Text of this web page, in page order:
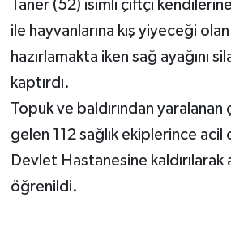
Taner (52) isimli çiftçi
ile hayvanlarına kış yiyeceği olan
hazırlamakta iken sağ ayağını
kaptırdı.
Topuk ve baldırından
gelen 112 sağlık ekiplerince acil
Devlet Hastanesine kaldırılarak
öğrenildi.